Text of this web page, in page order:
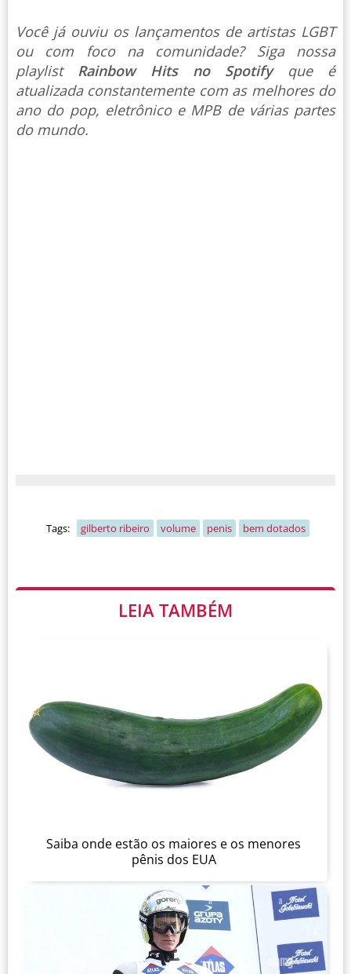
Você já ouviu os lançamentos de artistas LGBT
ou com foco na comunidade? Siga nossa
playlist Rainbow Hits no Spotify que é
atualizada constantemente com as melhores do
ano do pop, eletrônico e MPB de várias partes
do mundo.
Tags: gilberto ribeiro volume penis bem dotados
LEIA TAMBÉM
Saiba onde estão os maiores e os menores
pênis dos EUA